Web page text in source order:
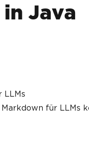
Java
LLMs
für LLMs